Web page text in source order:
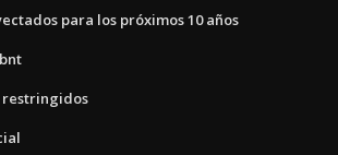
para los próximos 10 años
restringidos